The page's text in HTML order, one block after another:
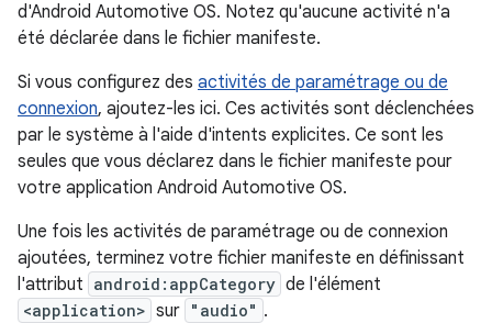
d'Android Automotive OS. Notez qu'aucune activité n'a
été déclarée dans le fichier manifeste.
Si vous configurez des activités de paramétrage ou de
connexion, ajoutez-les ici. Ces activités sont déclenchées
par le système à l'aide d'intents explicites. Ce sont les
seules que vous déclarez dans le fichier manifeste pour
votre application Android Automotive OS.
Une fois les activités de paramétrage ou de connexion
ajoutées, terminez votre fichier manifeste en définissant
l'attribut android:appCategory de l'élément
<application> sur "audio" .